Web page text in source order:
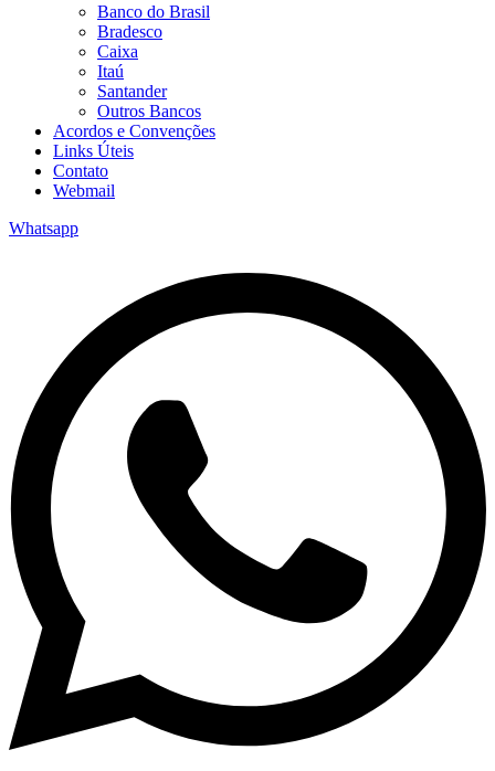
Banco do Brasil
Bradesco
Caixa
Itaú
Santander
Outros Bancos
Acordos e Convenções
Links Úteis
Contato
Webmail
Whatsapp